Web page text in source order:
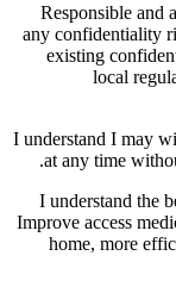
Responsible and
any confidentiality
existing
local
I understand I may
at any time
I understand the
Improve access
home, more